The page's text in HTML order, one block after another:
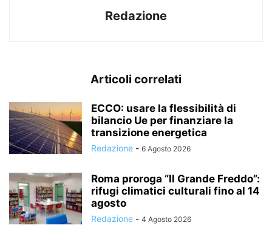
Redazione
Articoli correlati
ECCO: usare la flessibilità di
bilancio Ue per finanziare la
transizione energetica
Redazione - 6 Agosto 2026
Roma proroga “Il Grande Freddo”:
rifugi climatici culturali fino al 14
agosto
Redazione - 4 Agosto 2026